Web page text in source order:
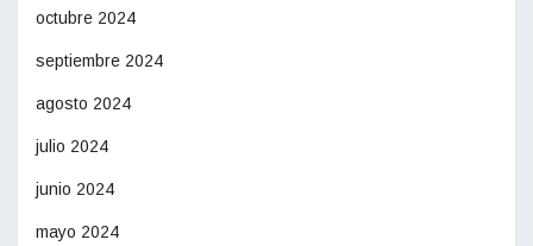
octubre 2024
septiembre 2024
agosto 2024
julio 2024
junio 2024
mayo 2024